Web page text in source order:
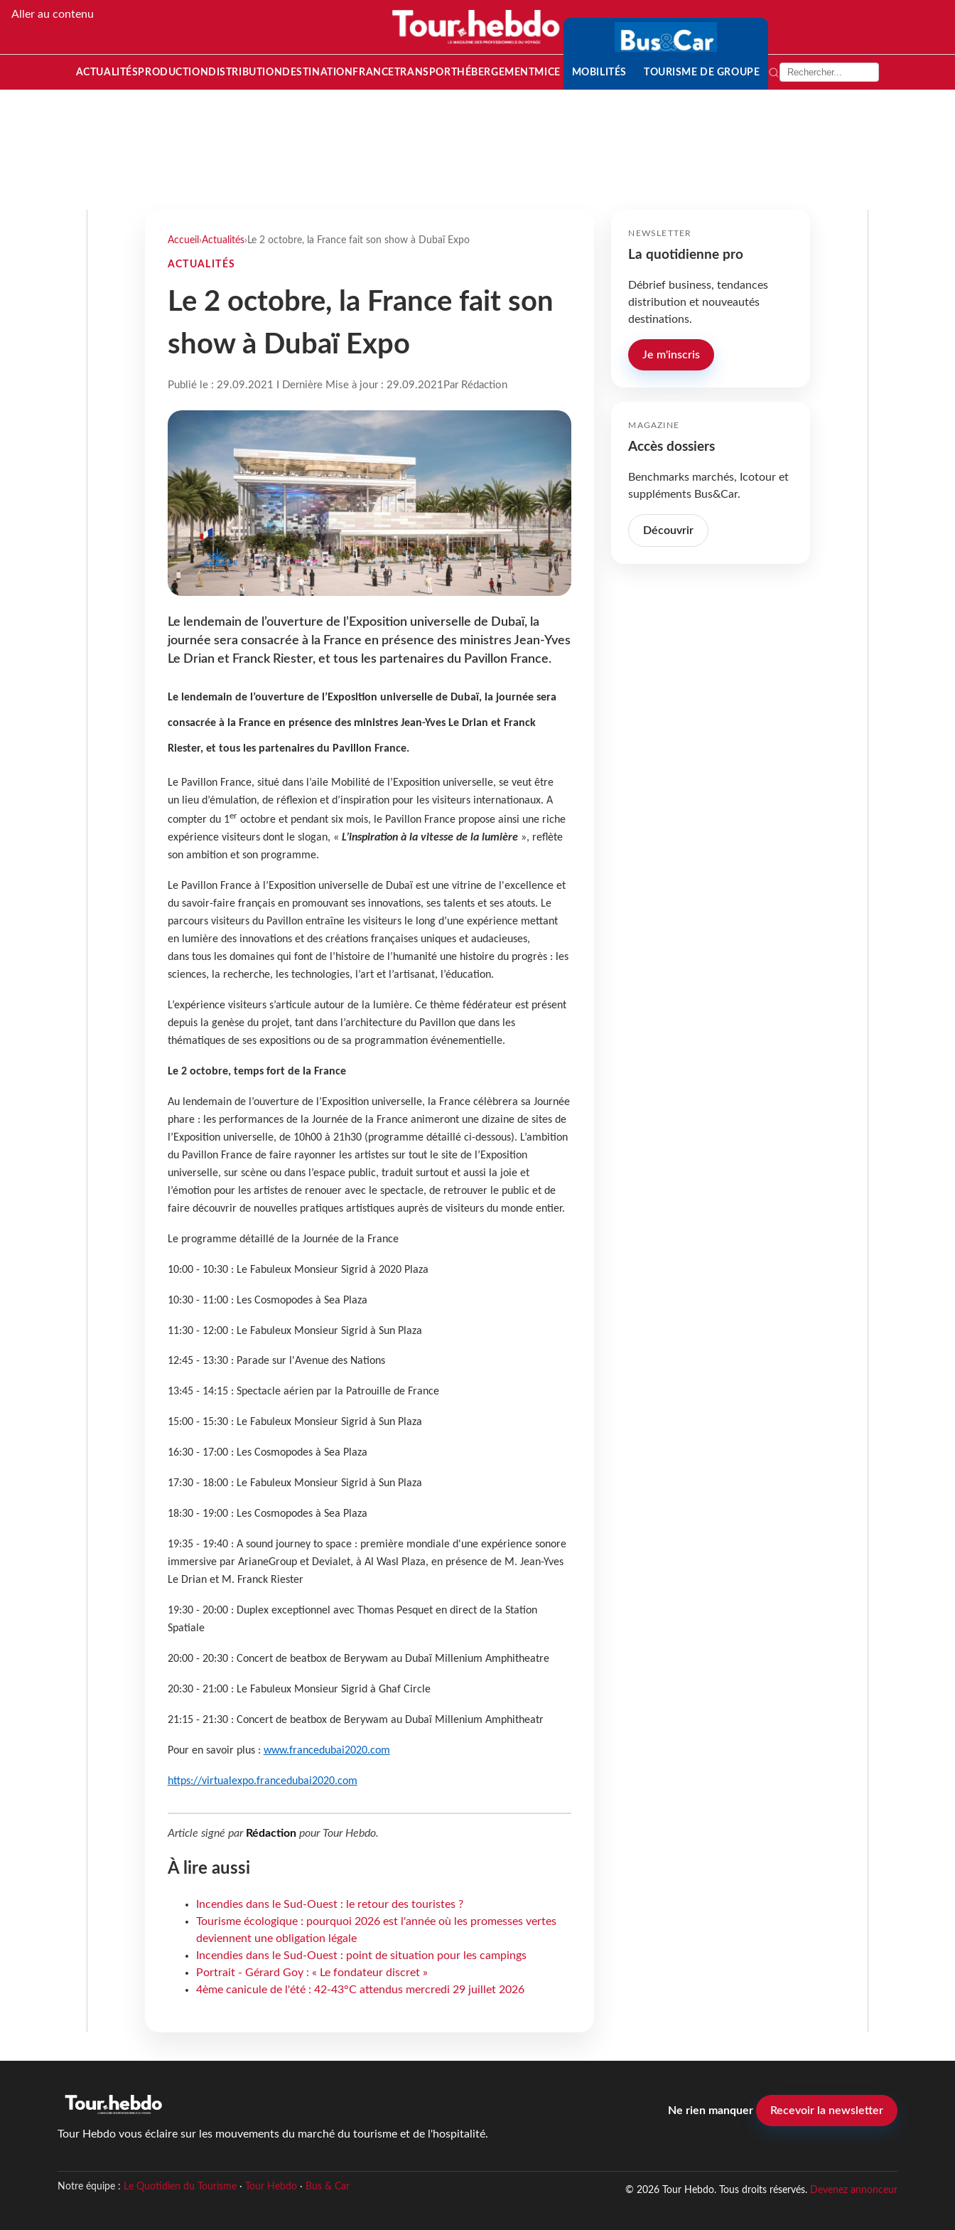
Aller au contenu
ACTUALITÉS PRODUCTION DISTRIBUTION DESTINATION FRANCETRANSPORT HÉBERGEMENTMICE MOBILITÉS TOURISME DE GROUPE
Accueil ›Actualités› Le 2 octobre, la France fait son show à Dubaï Expo
ACTUALITÉS
Le 2 octobre, la France fait son
show à Dubaï Expo
Publié le : 29.09.2021 I Dernière Mise à jour : 29.09.2021 Par Rédaction
Le lendemain de l’ouverture de l’Exposition universelle de Dubaï, la
journée sera consacrée à la France en présence des ministres Jean-Yves
Le Drian et Franck Riester, et tous les partenaires du Pavillon France.
Le lendemain de l’ouverture de l’Exposition universelle de Dubaï, la journée sera
consacrée à la France en présence des ministres Jean-Yves Le Drian et Franck
Riester, et tous les partenaires du Pavillon France.
Le Pavillon France, situé dans l’aile Mobilité de l’Exposition universelle, se veut être
un lieu d’émulation, de réflexion et d’inspiration pour les visiteurs internationaux. A
compter du 1er octobre et pendant six mois, le Pavillon France propose ainsi une riche
expérience visiteurs dont le slogan, « L’inspiration à la vitesse de la lumière», reflète
son ambition et son programme.
Le Pavillon France à l’Exposition universelle de Dubaï est une vitrine de l'excellence et
du savoir-faire français en promouvant ses innovations, ses talents et ses atouts. Le
parcours visiteurs du Pavillon entraîne les visiteurs le long d’une expérience mettant
en lumière des innovations et des créations françaises uniques et audacieuses,
dans tous les domaines qui font de l’histoire de l’humanité une histoire du progrès : les
sciences, la recherche, les technologies, l’art et l’artisanat, l’éducation.
L’expérience visiteurs s’articule autour de la lumière. Ce thème fédérateur est présent
depuis la genèse du projet, tant dans l’architecture du Pavillon que dans les
thématiques de ses expositions ou de sa programmation événementielle.
Le 2 octobre, temps fort de la France
Au lendemain de l’ouverture de l’Exposition universelle, la France célèbrera sa Journée
phare : les performances de la Journée de la France animeront une dizaine de sites de
l’Exposition universelle, de 10h00 à 21h30 (programme détaillé ci-dessous). L’ambition
du Pavillon France de faire rayonner les artistes sur tout le site de l’Exposition
universelle, sur scène ou dans l’espace public, traduit surtout et aussi la joie et
l’émotion pour les artistes de renouer avec le spectacle, de retrouver le public et de
faire découvrir de nouvelles pratiques artistiques auprès de visiteurs du monde entier.
Le programme détaillé de la Journée de la France
10:00 - 10:30 : Le Fabuleux Monsieur Sigrid à 2020 Plaza
10:30 - 11:00 : Les Cosmopodes à Sea Plaza
11:30 - 12:00 : Le Fabuleux Monsieur Sigrid à Sun Plaza
12:45 - 13:30 : Parade sur l'Avenue des Nations
13:45 - 14:15 : Spectacle aérien par la Patrouille de France
15:00 - 15:30 : Le Fabuleux Monsieur Sigrid à Sun Plaza
16:30 - 17:00 : Les Cosmopodes à Sea Plaza
17:30 - 18:00 : Le Fabuleux Monsieur Sigrid à Sun Plaza
18:30 - 19:00 : Les Cosmopodes à Sea Plaza
19:35 - 19:40 : A sound journey to space : première mondiale d'une expérience sonore
immersive par ArianeGroup et Devialet, à Al Wasl Plaza, en présence de M. Jean-Yves
Le Drian et M. Franck Riester
19:30 - 20:00 : Duplex exceptionnel avec Thomas Pesquet en direct de la Station
Spatiale
20:00 - 20:30 : Concert de beatbox de Berywam au Dubaï Millenium Amphitheatre
20:30 - 21:00 : Le Fabuleux Monsieur Sigrid à Ghaf Circle
21:15 - 21:30 : Concert de beatbox de Berywam au Dubaï Millenium Amphitheatr
Pour en savoir plus : www.francedubai2020.com
https://virtualexpo.francedubai2020.com
Article signé par Rédactionpour Tour Hebdo.
À lire aussi
Incendies dans le Sud-Ouest : le retour des touristes ?
Tourisme écologique : pourquoi 2026 est l'année où les promesses vertes
deviennent une obligation légale
Incendies dans le Sud-Ouest : point de situation pour les campings
Portrait - Gérard Goy : « Le fondateur discret »
4ème canicule de l'été : 42-43°C attendus mercredi 29 juillet 2026
NEWSLETTER
La quotidienne pro
Débrief business, tendances
distribution et nouveautés
destinations.
Je m'inscris
MAGAZINE
Accès dossiers
Benchmarks marchés, Icotour et
suppléments Bus&Car.
Découvrir
Tour Hebdo vous éclaire sur les mouvements du marché du tourisme et de l'hospitalité.
Ne rien manquer Recevoir la newsletter
Notre équipe : Le Quotidien du Tourisme· Tour Hebdo· Bus & Car © 2026 Tour Hebdo. Tous droits réservés. Devenez annonceur